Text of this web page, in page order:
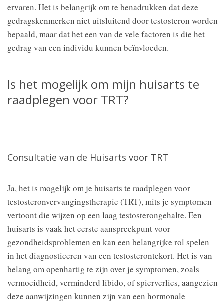
ervaren. Het is belangrijk om te benadrukken dat deze
gedragskenmerken niet uitsluitend door testosteron worden
bepaald, maar dat het een van de vele factoren is die het
gedrag van een individu kunnen beïnvloeden.
Is het mogelijk om mijn huisarts te
raadplegen voor TRT?
Consultatie van de Huisarts voor TRT
Ja, het is mogelijk om je huisarts te raadplegen voor
testosteronvervangingstherapie (TRT), mits je symptomen
vertoont die wijzen op een laag testosterongehalte. Een
huisarts is vaak het eerste aanspreekpunt voor
gezondheidsproblemen en kan een belangrijke rol spelen
in het diagnosticeren van een testosterontekort. Het is van
belang om openhartig te zijn over je symptomen, zoals
vermoeidheid, verminderd libido, of spierverlies, aangezien
deze aanwijzingen kunnen zijn van een hormonale